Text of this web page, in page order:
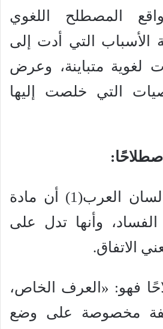
المصطلح اللغوي
الأسباب التي أدت إلى
لغوية متباينة، وعرض
التي خلصت إليها
جاء في معجم لسان العرب(1) أن مادة
وأنها تدل على
الاتفاق.
فهو: «العرف الخاص،
مخصوصة على وضع